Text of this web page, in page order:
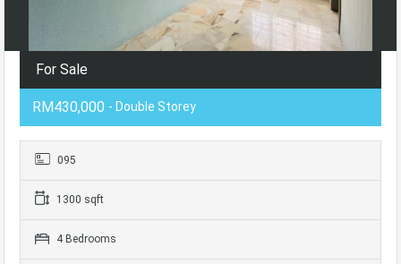
For Sale
RM430,000 - Double Storey
095
1300 sqft
4 Bedrooms